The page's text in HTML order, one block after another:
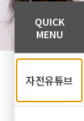
QUICK
MENU
자전유튜브